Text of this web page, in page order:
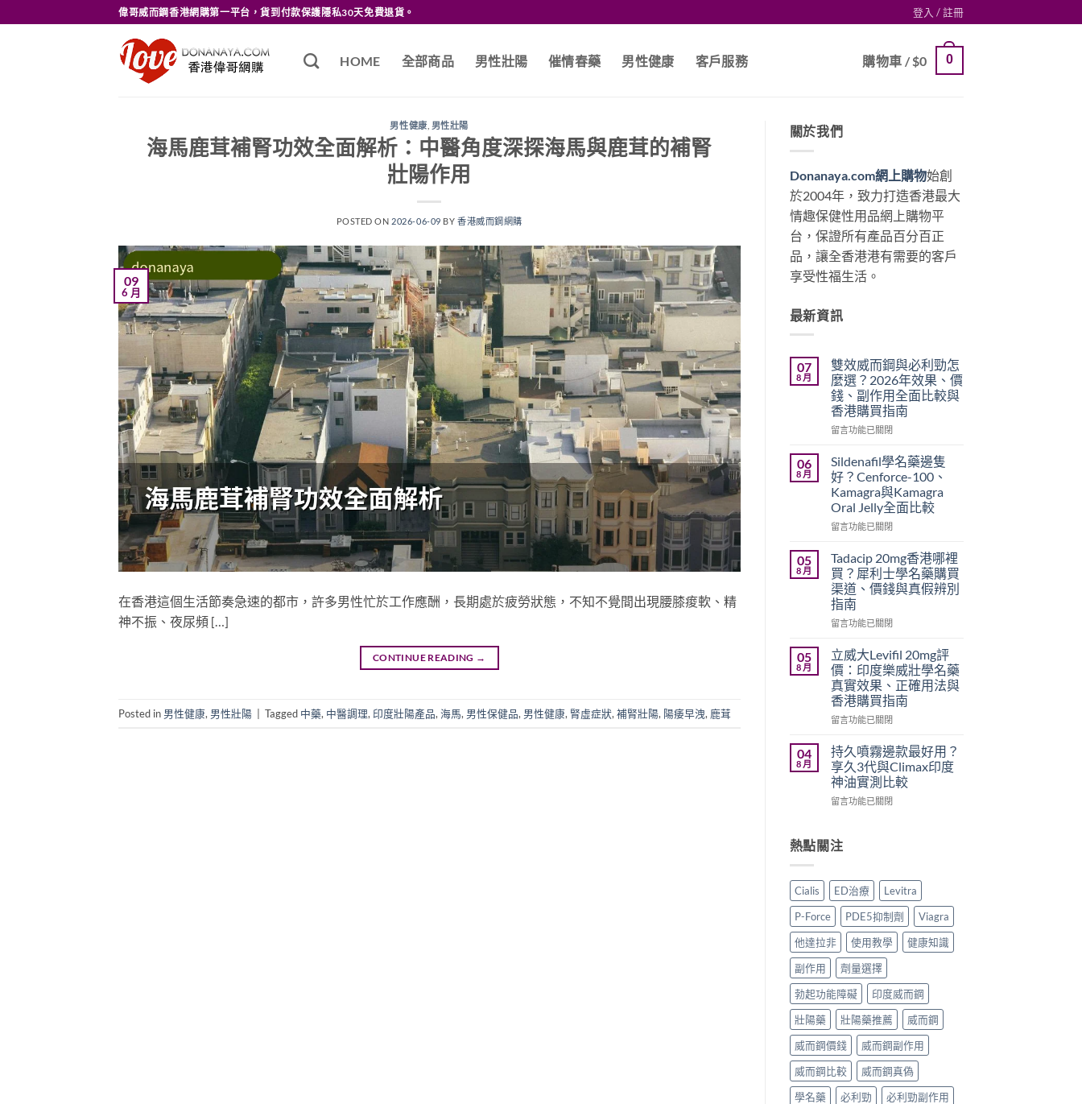
to
偉哥威而鋼香港網購第一平台，貨到付款保護隱私30天免費退貨。 登入 / 註冊
HOME 全部商品 男性壯陽 催情春藥 男性健康 客戶服務 購物車 /$0 0
男性健康, 男性壯陽
海馬鹿茸補腎功效全面解析：中醫角度深探海馬與鹿茸的補腎
壯陽作用
POSTED ON 2026-06-09 BY香港威而鋼網購
09
6 月
在香港這個生活節奏急速的都市，許多男性忙於工作應酬，長期處於疲勞狀態，不知不覺間出現腰膝痠軟、精
神不振、夜尿頻 […]
CONTINUE READING →
Posted in 男性健康, 男性壯陽 | Tagged 中藥, 中醫調理, 印度壯陽產品, 海馬, 男性保健品, 男性健康, 腎虛症狀, 補腎壯陽, 陽痿早洩, 鹿茸
關於我們
Donanaya.com網上購物始創
於2004年，致力打造香港最大
情趣保健性用品網上購物平
台，保證所有產品百分百正
品，讓全香港港有需要的客戶
享受性福生活。
最新資訊
07
8 月
雙效威而鋼與必利勁怎
麼選？2026年效果、價
錢、副作用全面比較與
香港購買指南
在
效
威
而
鋼
與
必
勁
怎
麼
選？
2026
年
果、
價
錢、
副
作
用
面
比
較
與
香
買
指
中
留言功能已關閉
06
8 月
Sildenafil學名藥邊隻
好？Cenforce-100、
Kamagra與Kamagra
Oral Jelly全面比較
在
學
名
藥
邊
隻
好？
100、
Kamagra
與
Kamagra
Oral
Jelly
面
比
較〉
中
留言功能已關閉
05
8 月
Tadacip 20mg香港哪裡
買？犀利士學名藥購買
渠道、價錢與真假辨別
指南
在
20mg
香
港
哪
裡
買？
利
士
學
名
藥
渠
道、
錢
與
真
假
辨
別
南〉
中
留言功能已關閉
05
8 月
立威大Levifil 20mg評
價：印度樂威壯學名藥
真實效果、正確用法與
香港購買指南
在
威
大
Levifil
20mg
評
度
壯
學
名
藥
真
實
果、
正
確
法
與
香
港
購
留言功能已關閉
04
8 月
持久噴霧邊款最好用？
享久3代與Climax印度
神油實測比較
在
噴
霧
款
最
好
用？
享
久
代
與
Climax
度
神
油
實
測
留言功能已關閉
熱點關注
Cialis ED治療
Levitra
P-Force
PDE5抑制劑
Viagra
他達拉非
使用教學
健康知識
副作用
劑量選擇
勃起功能障礙
印度威而鋼
壯陽藥
壯陽藥推薦
威而鋼
威而鋼價錢
威而鋼副作用
威而鋼比較
威而鋼真偽
學名藥
必利勁
必利勁副作用